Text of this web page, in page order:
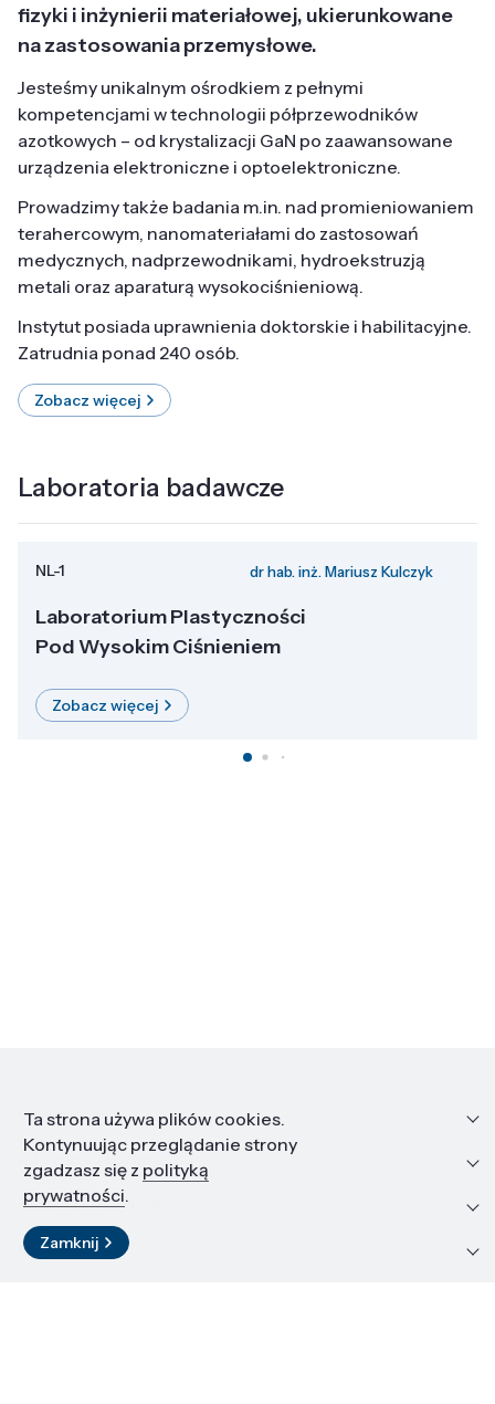
fizyki i inżynierii materiałowej, ukierunkowane
na zastosowania przemysłowe.
Jesteśmy unikalnym ośrodkiem z pełnymi
kompetencjami w technologii półprzewodników
azotkowych – od krystalizacji GaN po zaawansowane
urządzenia elektroniczne i optoelektroniczne.
Prowadzimy także badania m.in. nad promieniowaniem
terahercowym, nanomateriałami do zastosowań
medycznych, nadprzewodnikami, hydroekstruzją
metali oraz aparaturą wysokociśnieniową.
Instytut posiada uprawnienia doktorskie i habilitacyjne.
Zatrudnia ponad 240 osób.
Zobacz więcej
Laboratoria badawcze
NL-1 dr hab. inż. Mariusz Kulczyk
Laboratorium Plastyczności
Pod Wysokim Ciśnieniem
Zobacz więcej
Informacje
Edukacja i kariera
Zasoby i materiały
Kontakt
Ta strona używa plików cookies.
Kontynuując przeglądanie strony
zgadzasz się z polityką
prywatności.
Zamknij